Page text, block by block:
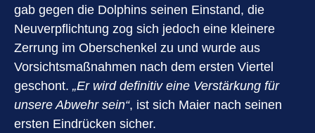
gab gegen die Dolphins seinen Einstand, die
Neuverpflichtung zog sich jedoch eine kleinere
Zerrung im Oberschenkel zu und wurde aus
Vorsichtsmaßnahmen nach dem ersten Viertel
geschont. „Er wird definitiv eine Verstärkung für
unsere Abwehr sein“, ist sich Maier nach seinen
ersten Eindrücken sicher.